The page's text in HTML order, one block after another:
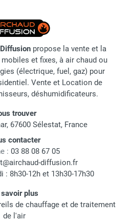
propose la vente et la
et fixes, à air chaud ou
(électrique, fuel, gaz) pour
Vente et Location de
déshumidificateurs.
trouver
67600 Sélestat, France
contacter
: 03 88 08 67 05
diffusion.fr
: 8h30-12h et 13h30-17h30
savoir plus
de chauffage et de traitement
de l'air